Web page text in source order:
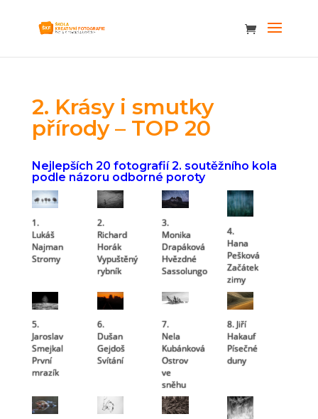
2. Krásy i smutky
přírody – TOP 20
Nejlepších 20 fotografií 2. soutěžního kola
podle názoru odborné poroty
1.
Lukáš
Najman
Stromy
2.
Richard
Horák
Vypuštěný
rybník
3.
Monika
Drapáková
Hvězdné
Sassolungo
4.
Hana
Pešková
Začátek
zimy
5.
Jaroslav
Smejkal
První
mrazík
6.
Dušan
Gejdoš
Svítání
7.
Nela
Kubánková
Ostrov
ve
sněhu
8. Jiří
Hakauf
Písečné
duny